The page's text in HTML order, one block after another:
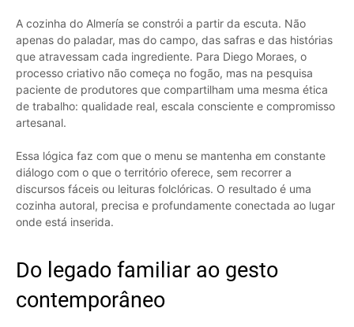
A cozinha do Almería se constrói a partir da escuta. Não
apenas do paladar, mas do campo, das safras e das histórias
que atravessam cada ingrediente. Para Diego Moraes, o
processo criativo não começa no fogão, mas na pesquisa
paciente de produtores que compartilham uma mesma ética
de trabalho: qualidade real, escala consciente e compromisso
artesanal.
Essa lógica faz com que o menu se mantenha em constante
diálogo com o que o território oferece, sem recorrer a
discursos fáceis ou leituras folclóricas. O resultado é uma
cozinha autoral, precisa e profundamente conectada ao lugar
onde está inserida.
Do legado familiar ao gesto
contemporâneo